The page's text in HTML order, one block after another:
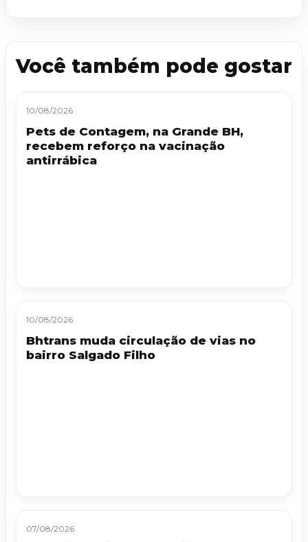
Você também pode gostar
10/08/2026
Pets de Contagem, na Grande BH,
recebem reforço na vacinação
antirrábica
10/08/2026
Bhtrans muda circulação de vias no
bairro Salgado Filho
07/08/2026